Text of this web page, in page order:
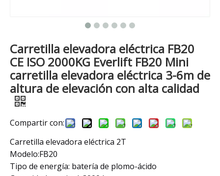
Carretilla elevadora eléctrica FB20
CE ISO 2000KG Everlift FB20 Mini
carretilla elevadora eléctrica 3-6m de
altura de elevación con alta calidad
Compartir con:
Carretilla elevadora eléctrica 2T
Modelo:FB20
Tipo de energía: batería de plomo-ácido